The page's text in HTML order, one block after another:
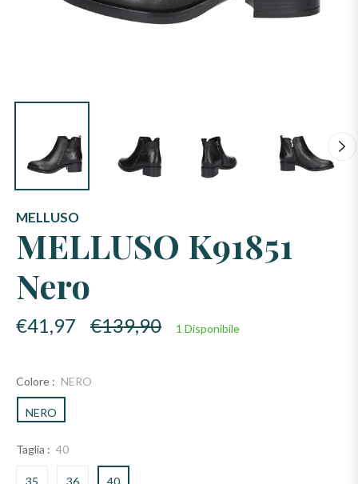
MELLUSO
MELLUSO K91851
Nero
€41,97
Prezzo
di
€139,90 1 Disponibile
Colore : NERO
NERO
Taglia : 40